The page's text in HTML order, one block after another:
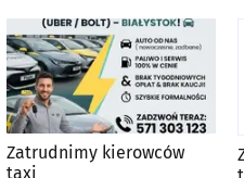
Zatrudnimy kierowców
taxi